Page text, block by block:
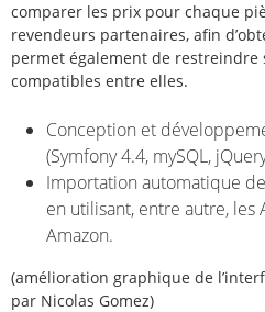
comparer les prix pour chaque
revendeurs partenaires, afin
permet également de restreindre
compatibles entre elles.
Conception et
(Symfony 4.4, mySQL,
Importation automatique
en utilisant, entre autre, les
Amazon.
(amélioration graphique de
par Nicolas Gomez)